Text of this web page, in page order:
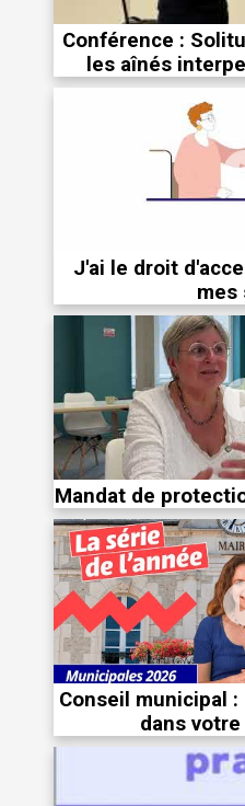
Conférence :
les aînés
J'ai le droit
mes
Mandat de
Conseil municipal
dans